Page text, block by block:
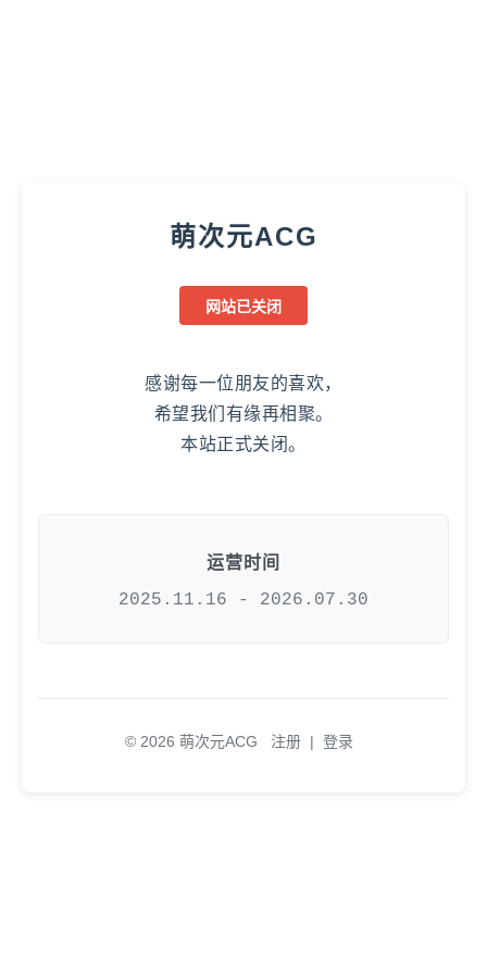
萌次元ACG
网站已关闭
感谢每一位朋友的喜欢，
希望我们有缘再相聚。
本站正式关闭。
运营时间
2025.11.16 - 2026.07.30
© 2026 萌次元ACG 注册 | 登录